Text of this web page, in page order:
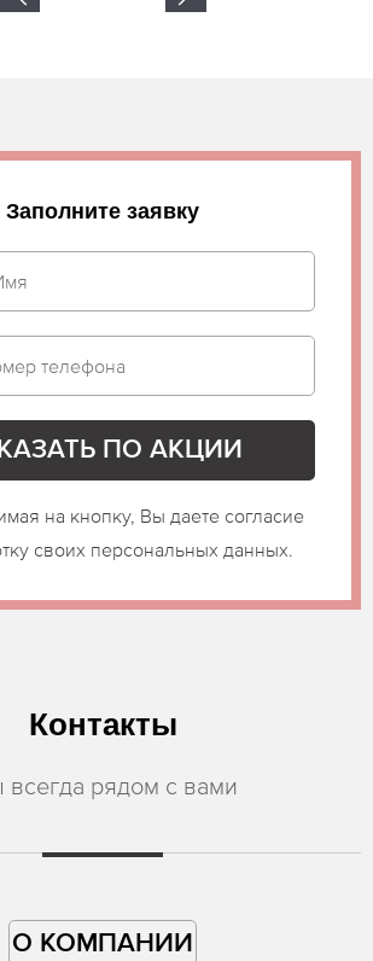
Заполните заявку
на кнопку, Вы даете согласие
своих персональных данных.
Контакты
рядом с вами
О КОМПАНИИ